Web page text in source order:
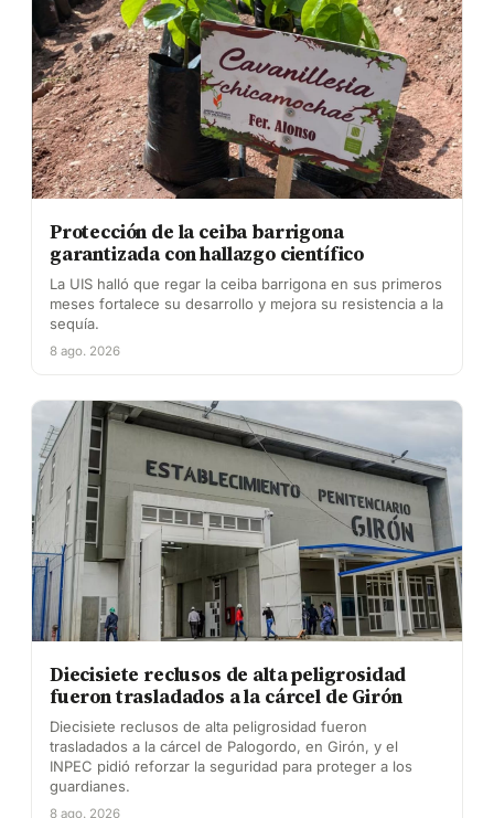
Protección de la ceiba barrigona
garantizada con hallazgo científico
La UIS halló que regar la ceiba barrigona en sus primeros
meses fortalece su desarrollo y mejora su resistencia a la
sequía.
8 ago. 2026
Diecisiete reclusos de alta peligrosidad
fueron trasladados a la cárcel de Girón
Diecisiete reclusos de alta peligrosidad fueron
trasladados a la cárcel de Palogordo, en Girón, y el
INPEC pidió reforzar la seguridad para proteger a los
guardianes.
8 ago. 2026